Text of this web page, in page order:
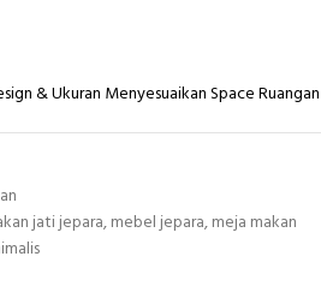
& Ukuran Menyesuaikan Space Ruangan
jati jepara,mebel jepara,meja makan